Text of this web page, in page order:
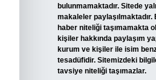
bulunmamaktadır. Sitede
makaleler
haber niteliği taşımamakta
kişiler hakkında paylaşım
kurum ve kişiler ile isim
tesadüfidir. Sitemizdeki
tavsiye niteliği taşımazlar.